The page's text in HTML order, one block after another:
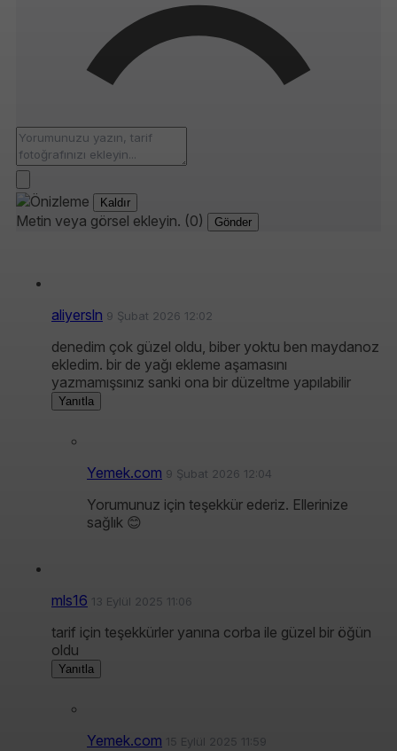
Kaldır
Metin veya görsel ekleyin. (0) Gönder
aliyersln 9 Şubat 2026 12:02
denedim çok güzel oldu, biber yoktu ben maydanoz
ekledim. bir de yağı ekleme aşamasını
yazmamışsınız sanki ona bir düzeltme yapılabilir
Yanıtla
Yemek.com 9 Şubat 2026 12:04
Yorumunuz için teşekkür ederiz. Ellerinize
sağlık 😊
mls16 13 Eylül 2025 11:06
tarif için teşekkürler yanına corba ile güzel bir öğün
oldu
Yanıtla
Yemek.com 15 Eylül 2025 11:59